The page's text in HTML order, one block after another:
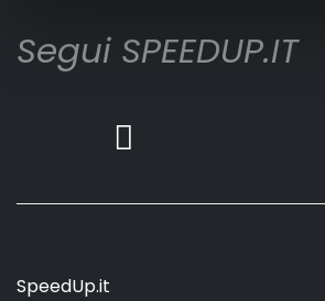
Segui SPEEDUP.IT
SpeedUp.it